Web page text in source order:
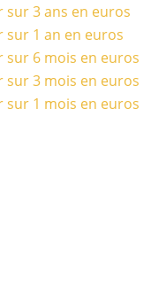
sur 3 ans en euros
sur 1 an en euros
sur 6 mois en euros
sur 3 mois en euros
sur 1 mois en euros